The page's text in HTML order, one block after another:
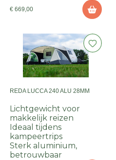
€ 669,00
REDA LUCCA 240 ALU 28MM
Lichtgewicht voor
makkelijk reizen
Ideaal tijdens
kampeertrips
Sterk aluminium,
betrouwbaar